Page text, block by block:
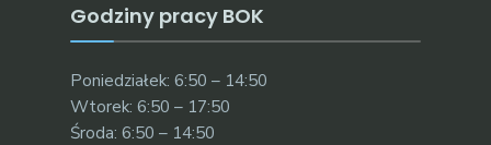
Godziny pracy BOK
Poniedziałek: 6:50 – 14:50
Wtorek: 6:50 – 17:50
Środa: 6:50 – 14:50